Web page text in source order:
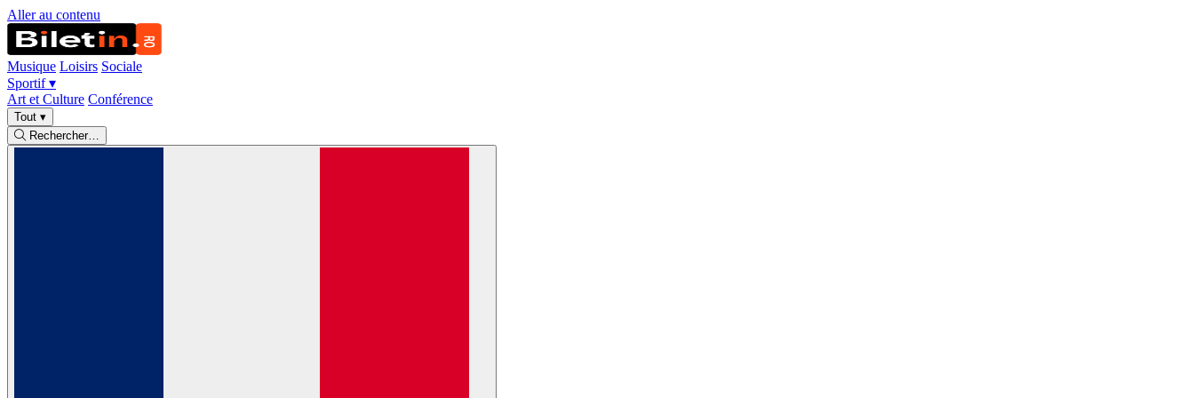
Aller au contenu
Musique Loisirs Sociale
Sportif▾
Art et Culture Conférence
Tout ▾
Rechercher…